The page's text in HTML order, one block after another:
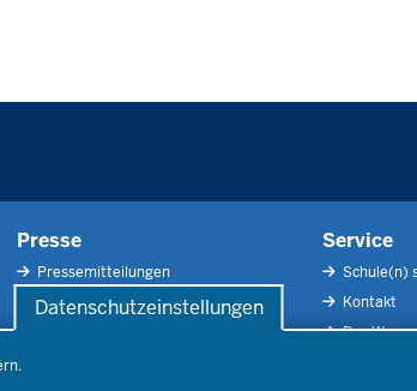
Datenschutzeinstellungen
Presse
Pressemitteilungen
Pressefotos
Service
Schule(n)
Kontakt
Der Weg